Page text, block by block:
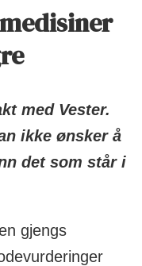
med Vester.
ikke ønsker å
det som står i
gjengs